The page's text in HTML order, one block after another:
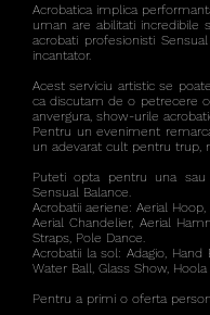
Acrobatica implica
uman are abilitati incredibile
acrobati profesionisti
incantator.
Acest serviciu artistic se
ca discutam de o petrecere
anvergura, show-urile
Pentru un eveniment
un adevarat cult pentru trup,
Puteti opta pentru una
Sensual Balance.
Acrobatii aeriene: Aerial
Aerial Chandelier, Aerial
Straps, Pole Dance.
Acrobatii la sol: Adagio, Hand
Water Ball, Glass Show,
Pentru a primi o oferta